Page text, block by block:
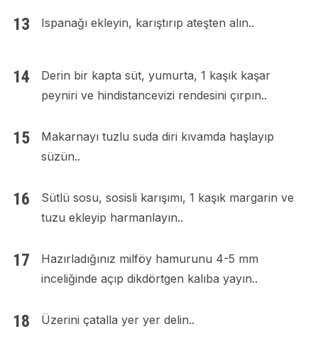
Ispanağı ekleyin, karıştırıp ateşten alın..
Derin bir kapta süt, yumurta, 1 kaşık kaşar
peyniri ve hindistancevizi rendesini çırpın..
Makarnayı tuzlu suda diri kıvamda haşlayıp
süzün..
Sütlü sosu, sosisli karışımı, 1 kaşık margarin ve
tuzu ekleyip harmanlayın..
Hazırladığınız milföy hamurunu 4-5 mm
inceliğinde açıp dikdörtgen kalıba yayın..
Üzerini çatalla yer yer delin..